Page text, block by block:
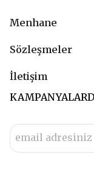
Menhane
Sözleşmeler
İletişim